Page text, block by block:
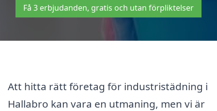
Få 3 erbjudanden, gratis och utan förpliktelser
Att hitta rätt företag för industristädning i
Hallabro kan vara en utmaning, men vi är